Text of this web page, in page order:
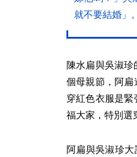
就不要結婚」。
陳水扁與吳淑
個母親節，阿
穿紅色衣服是
福大家，特別選
阿扁與吳淑珍